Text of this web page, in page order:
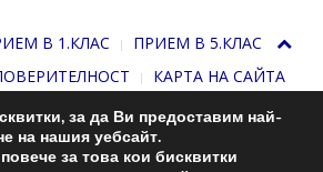
В 1.КЛАС
ПРИЕМ В 5.КЛАС
КАРТА НА САЙТА
за да Ви предоставим най-
на нашия уебсайт.
за това кои бисквитки